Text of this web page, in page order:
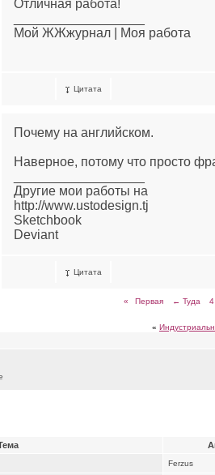
Отличная работа!
Мой ЖЖжурнал | Моя работа
Цитата
Почему на английском.
Наверное, потому что просто
Другие мои работы на
http://www.ustodesign.tj
Sketchbook
Deviant
Цитата
« Первая ← Туда 4
«
Ferzus